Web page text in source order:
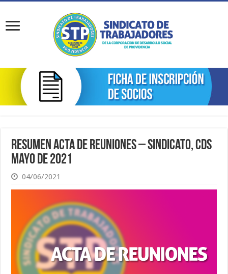
Resumen Acta de Reuniones – Sindicato, CDS
Mayo de 2021
04/06/2021